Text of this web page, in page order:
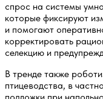
спрос на системы
которые фиксируют
и помогают
корректировать
селекцию и
В тренде также
птицеводства, в